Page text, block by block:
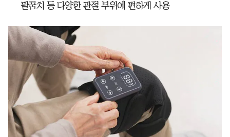
팔꿈치 등 다양한 관절 부위에 편하게 사용